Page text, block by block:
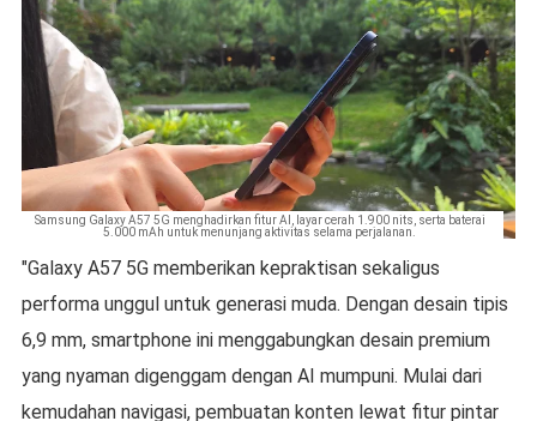
Samsung Galaxy A57 5G menghadirkan fitur AI, layar cerah 1.900 nits, serta baterai
5.000 mAh untuk menunjang aktivitas selama perjalanan.
"Galaxy A57 5G memberikan kepraktisan sekaligus
performa unggul untuk generasi muda. Dengan desain tipis
6,9 mm, smartphone ini menggabungkan desain premium
yang nyaman digenggam dengan AI mumpuni. Mulai dari
kemudahan navigasi, pembuatan konten lewat fitur pintar